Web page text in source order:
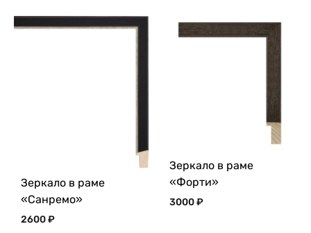
Зеркало в раме
«Санремо»
2600₽
Зеркало в раме
«Форти»
3000₽